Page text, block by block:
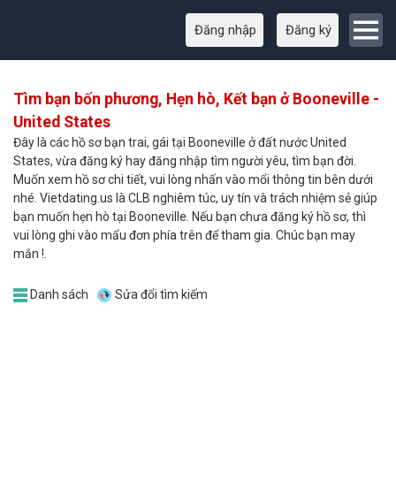
Đăng nhập Đăng ký
Tìm bạn bốn phương, Hẹn hò, Kết bạn ở Booneville -
United States
Đây là các hồ sơ bạn trai, gái tại Booneville ở đất nước United
States, vừa đăng ký hay đăng nhập tìm người yêu, tìm bạn đời.
Muốn xem hồ sơ chi tiết, vui lòng nhấn vào mổi thông tin bên dưới
nhé. Vietdating.us là CLB nghiêm túc, uy tín và trách nhiệm sẻ giúp
bạn muốn hẹn hò tại Booneville. Nếu bạn chưa đăng ký hồ sơ, thì
vui lòng ghi vào mẩu đơn phía trên để tham gia. Chúc bạn may
mắn !.
Danh sách Sửa đổi tìm kiếm